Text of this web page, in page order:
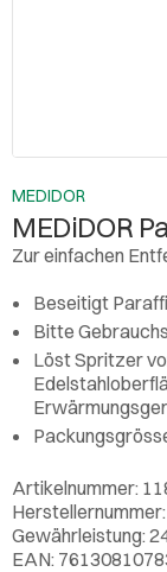
MEDIDOR
MEDiDOR
Zur einfachen
Beseitigt
Bitte
Löst Spritzer
Artikelnummer:
Gewährleistung:
EAN: